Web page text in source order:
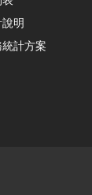
明
統計方案